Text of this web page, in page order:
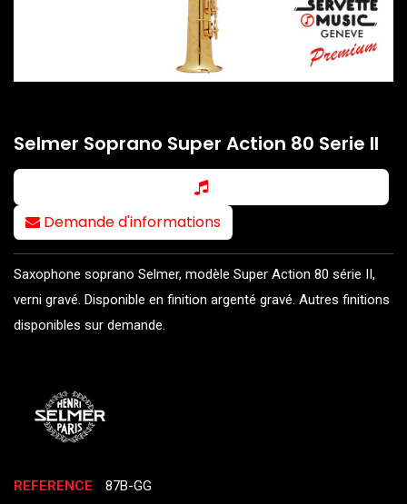
Selmer Soprano Super Action 80 Serie II
Demande d'informations
Saxophone soprano Selmer, modèle Super Action 80 série II,
verni gravé. Disponible en finition argenté gravé. Autres finitions
disponibles sur demande.
REFERENCE 87B-GG